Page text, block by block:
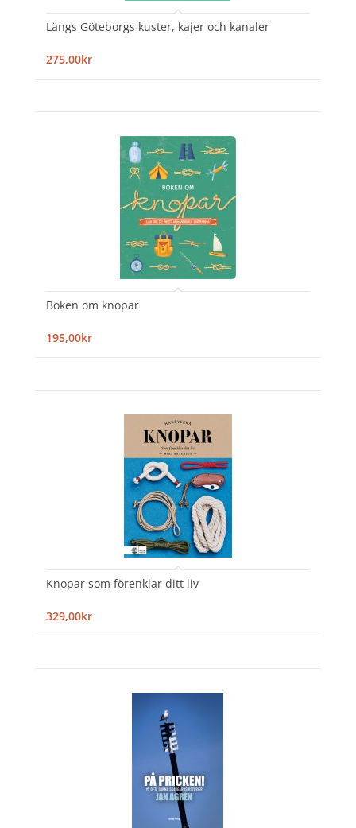
Längs Göteborgs kuster, kajer och kanaler
275,00kr
Boken om knopar
195,00kr
Knopar som förenklar ditt liv
329,00kr